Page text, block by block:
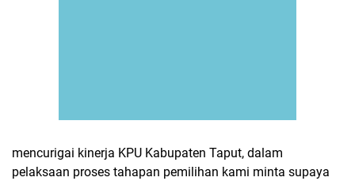
mencurigai kinerja KPU Kabupaten Taput, dalam
pelaksaan proses tahapan pemilihan kami minta supaya